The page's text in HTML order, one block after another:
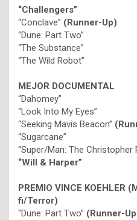
“Challengers”
“Conclave” (Runner-Up)
“Dune: Part Two”
“The Substance”
“The Wild Robot”
MEJOR DOCUMENTAL
“Dahomey”
“Look Into My Eyes”
“Seeking Mavis Beacon”
“Sugarcane”
“Super/Man: The Christopher
“Will & Harper”
PREMIO VINCE KOEHLER
fi/Terror)
“Dune: Part Two” (Runner-